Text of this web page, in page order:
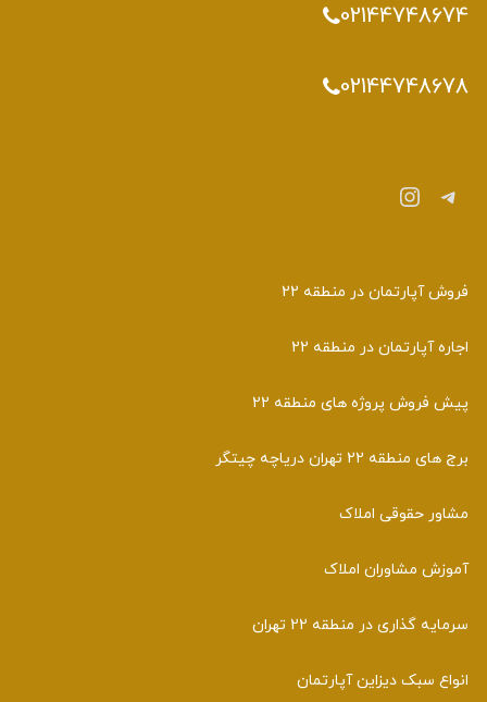
02144748674
02144748678
تلگراماینستاگرم
فروش آپارتمان در منطقه 22
اجاره آپارتمان در منطقه 22
پیش فروش پروژه های منطقه 22
برج های منطقه 22 تهران دریاچه چیتگر
مشاور حقوقی املاک
آموزش مشاوران املاک
سرمایه گذاری در منطقه 22 تهران
انواع سبک دیزاین آپارتمان